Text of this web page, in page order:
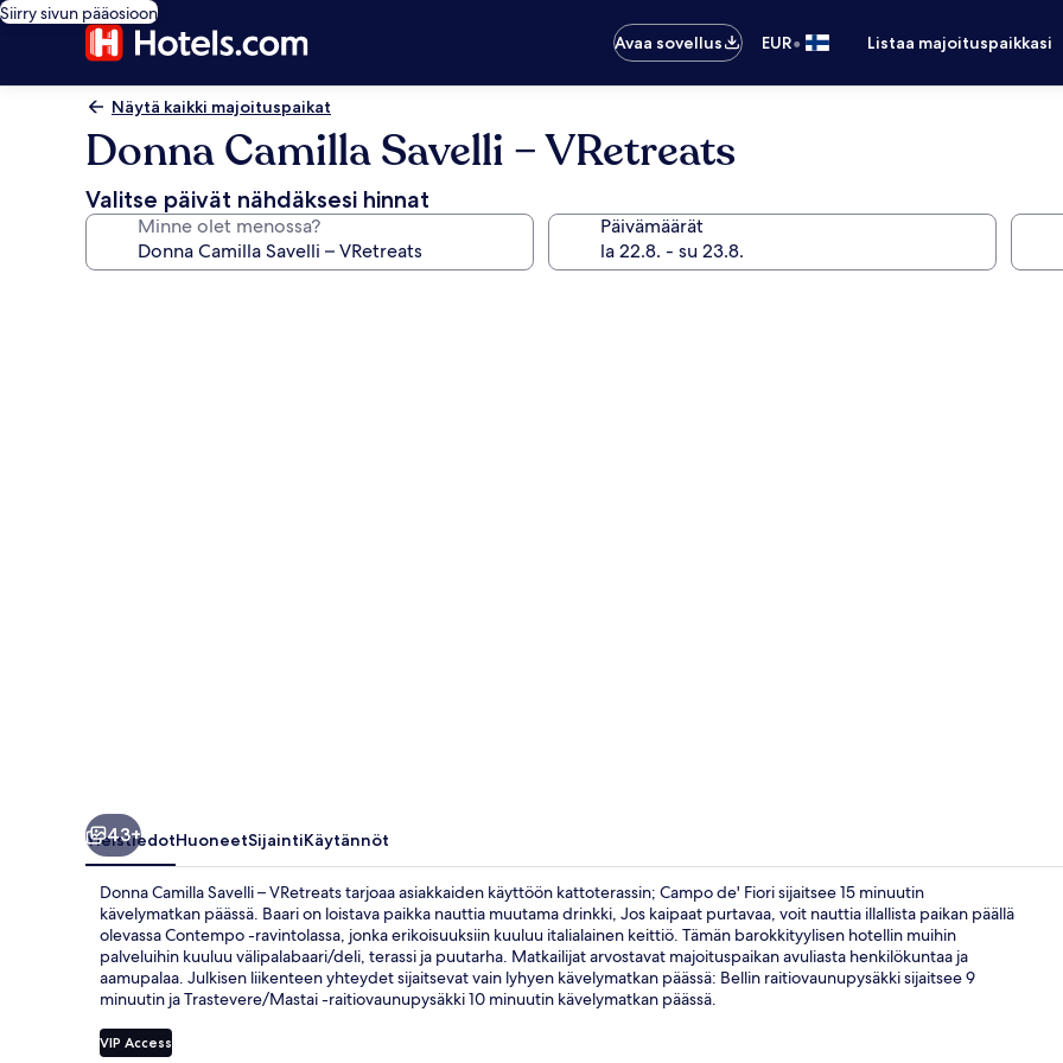
Siirry sivun pääosioon
Avaa sovellus
EUR• Listaa majoituspaikkasi
Näytä kaikki majoituspaikat
Donna Camilla Savelli – VRetreats
Valitse päivät nähdäksesi hinnat
Minne olet menossa? Päivämäärät
43+
YleistiedotHuoneetSijaintiKäytännöt
Donna Camilla Savelli – VRetreats tarjoaa asiakkaiden käyttöön kattoterassin; Campo de' Fiori sijaitsee 15 minuutin
kävelymatkan päässä. Baari on loistava paikka nauttia muutama drinkki, Jos kaipaat purtavaa, voit nauttia illallista paikan päällä
olevassa Contempo -ravintolassa, jonka erikoisuuksiin kuuluu italialainen keittiö. Tämän barokkityylisen hotellin muihin
palveluihin kuuluu välipalabaari/deli, terassi ja puutarha. Matkailijat arvostavat majoituspaikan avuliasta henkilökuntaa ja
aamupalaa. Julkisen liikenteen yhteydet sijaitsevat vain lyhyen kävelymatkan päässä: Bellin raitiovaunupysäkki sijaitsee 9
minuutin ja Trastevere/Mastai -raitiovaunupysäkki 10 minuutin kävelymatkan päässä.
VIP Access